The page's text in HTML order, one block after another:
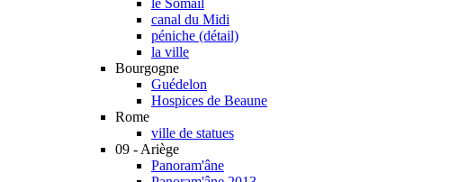
canal du Midi
péniche (détail)
la ville
Bourgogne
Guédelon
Hospices de Beaune
Rome
ville de statues
09 - Ariège
Panoram'âne